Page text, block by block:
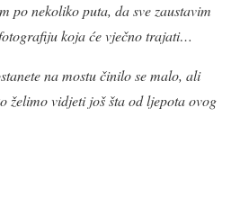
po nekoliko puta, da sve zaustavim
koja će vječno trajati…
na mostu činilo se malo, ali
želimo vidjeti još šta od ljepota ovog